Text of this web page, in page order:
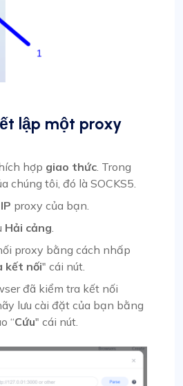
lập một proxy
hợp giao thức . Trong
chúng tôi, đó là SOCKS5.
proxy của bạn.
Hải cảng
proxy bằng cách nhấp
kết nối" cái nút.
đã kiểm tra kết nối
lưu cài đặt của bạn bằng
“Cứu" cái nút.